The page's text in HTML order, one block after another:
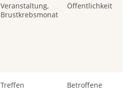
Veranstaltung,
Brustkrebsmonat
Öffentlichkeit
Treffen Betroffene